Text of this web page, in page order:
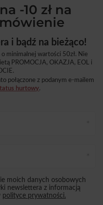
-10 zł na
i bądź na bieżąco!
minimalnej wartości 50zł. Nie
PROMOCJA, OKAZJA, EOL i
połączone z podanym e-mailem
hurtowy.
moich danych osobowych
newslettera z informacją
polityce prywatności.